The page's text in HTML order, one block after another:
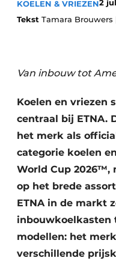
Privacy / Cookie
Vacature
Video’s
Meubelbeslag &
KOELEN & VRIEZEN2
Tekst Tamara Brouwers
Van inbouw tot
Koelen en vriezen
centraal bij ETNA.
het merk als
categorie koelen
World Cup 2026™,
op het brede
ETNA in de markt
inbouwkoelkasten
modellen: het
verschillende